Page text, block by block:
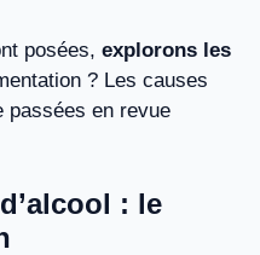
posées, explorons les
? Les causes
passées en revue
: le